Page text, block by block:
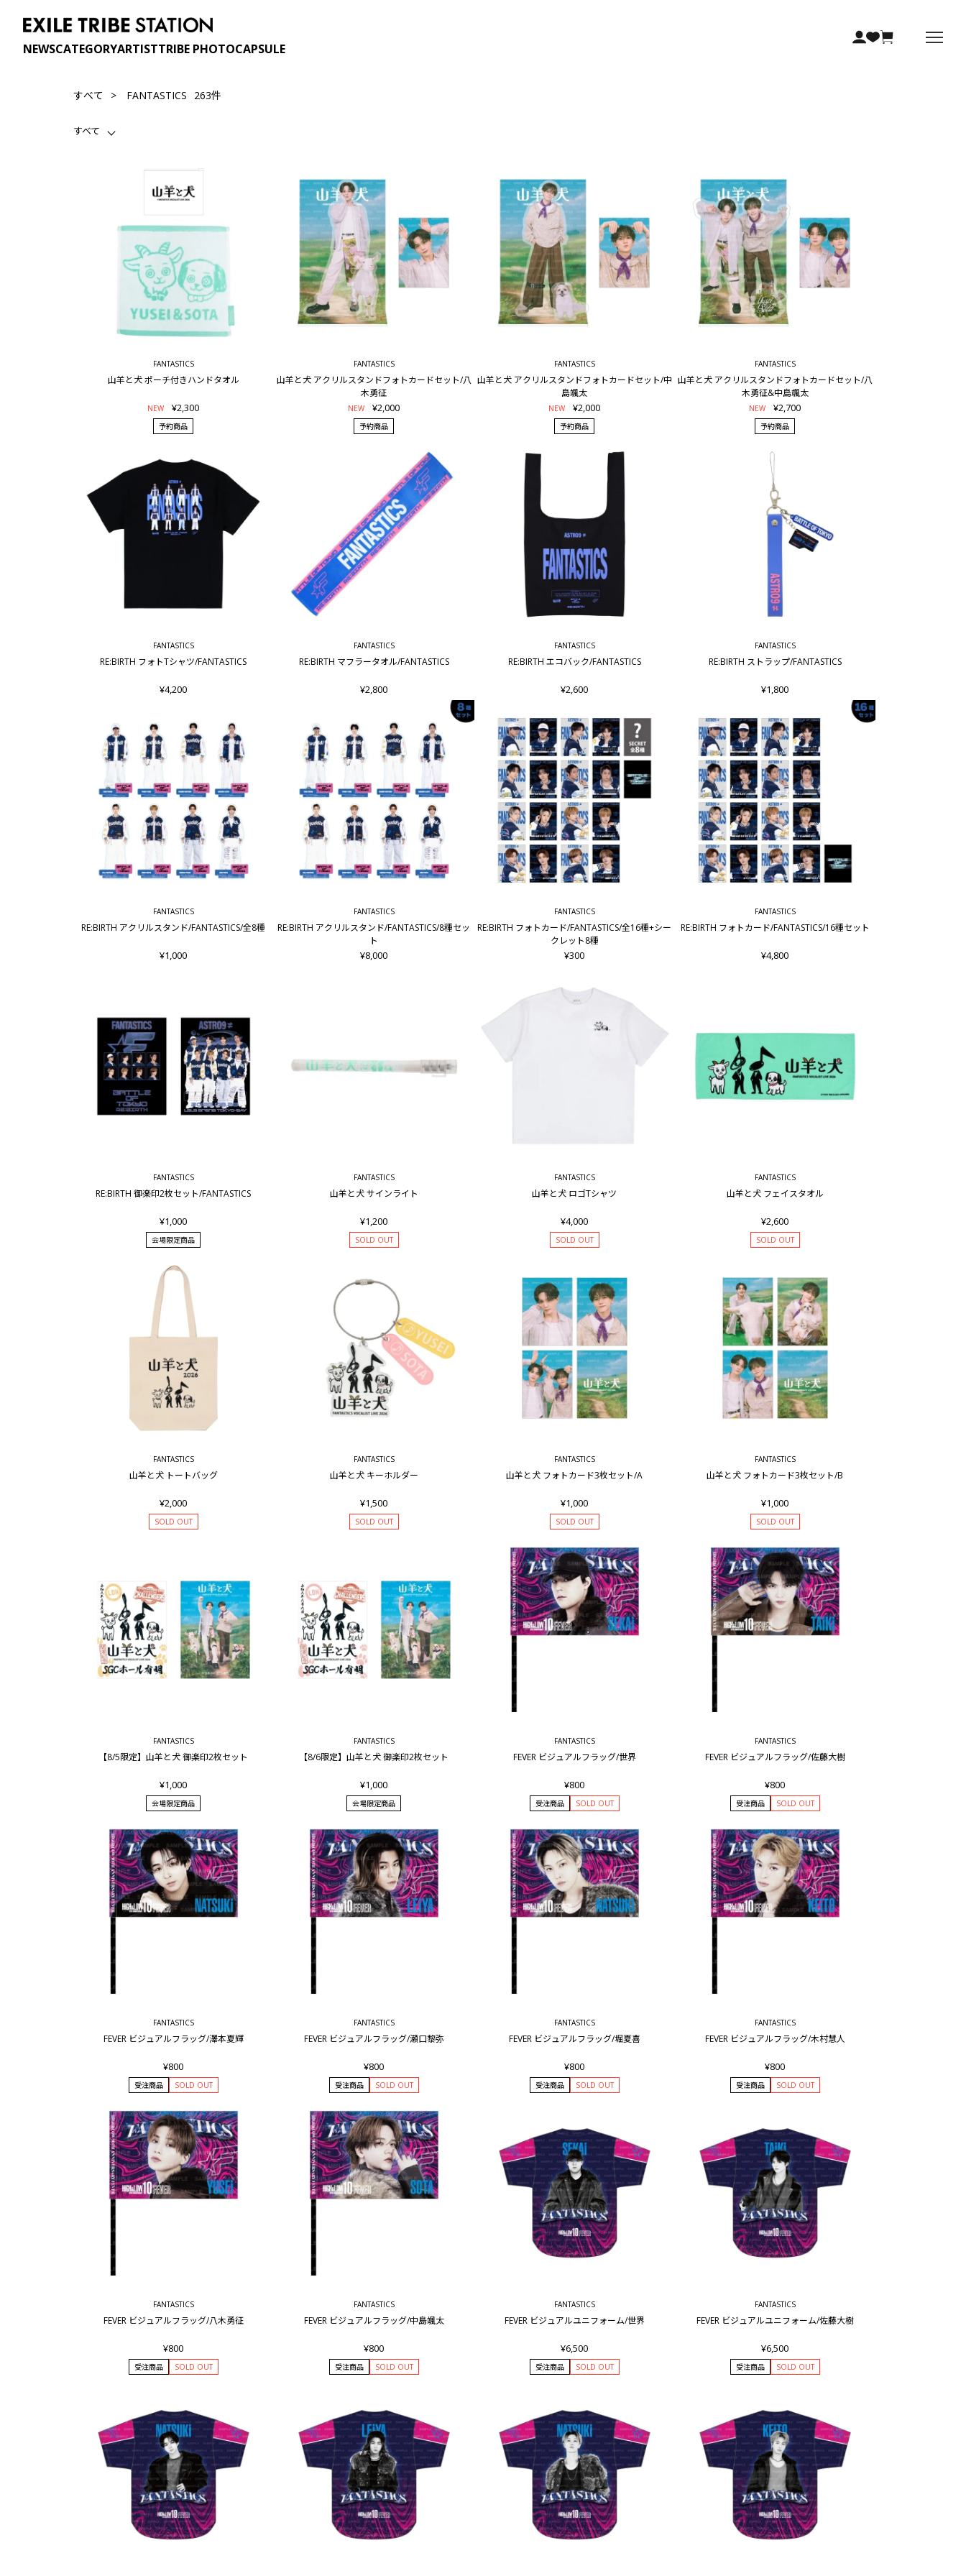
NEWSCATEGORYARTISTTRIBE PHOTOCAPSULE
すべて FANTASTICS 263件
すべて
FANTASTICS
山羊と犬 ポーチ付きハンドタオル
NEW ¥2,300
予約商品
FANTASTICS
山羊と犬 アクリルスタンドフォトカードセット/八
木勇征
NEW ¥2,000
予約商品
FANTASTICS
山羊と犬 アクリルスタンドフォトカードセット/中
島颯太
NEW ¥2,000
予約商品
FANTASTICS
山羊と犬 アクリルスタンドフォトカードセット/八
木勇征&中島颯太
NEW ¥2,700
予約商品
FANTASTICS
RE:BIRTH フォトTシャツ/FANTASTICS
¥4,200
FANTASTICS
RE:BIRTH マフラータオル/FANTASTICS
¥2,800
FANTASTICS
RE:BIRTH エコバック/FANTASTICS
¥2,600
FANTASTICS
RE:BIRTH ストラップ/FANTASTICS
¥1,800
FANTASTICS
RE:BIRTH アクリルスタンド/FANTASTICS/全8種
¥1,000
FANTASTICS
RE:BIRTH アクリルスタンド/FANTASTICS/8種セッ
ト
¥8,000
FANTASTICS
RE:BIRTH フォトカード/FANTASTICS/全16種+シー
クレット8種
¥300
FANTASTICS
RE:BIRTH フォトカード/FANTASTICS/16種セット
¥4,800
FANTASTICS
RE:BIRTH 御楽印2枚セット/FANTASTICS
¥1,000
会場限定商品
FANTASTICS
山羊と犬 サインライト
¥1,200
SOLD OUT
FANTASTICS
山羊と犬 ロゴTシャツ
¥4,000
SOLD OUT
FANTASTICS
山羊と犬 フェイスタオル
¥2,600
SOLD OUT
FANTASTICS
山羊と犬 トートバッグ
¥2,000
SOLD OUT
FANTASTICS
山羊と犬 キーホルダー
¥1,500
SOLD OUT
FANTASTICS
山羊と犬 フォトカード3枚セット/A
¥1,000
SOLD OUT
FANTASTICS
山羊と犬 フォトカード3枚セット/B
¥1,000
SOLD OUT
FANTASTICS
【8/5限定】山羊と犬 御楽印2枚セット
¥1,000
会場限定商品
FANTASTICS
【8/6限定】山羊と犬 御楽印2枚セット
¥1,000
会場限定商品
FANTASTICS
FEVER ビジュアルフラッグ/世界
¥800
受注商品 SOLD OUT
FANTASTICS
FEVER ビジュアルフラッグ/佐藤大樹
¥800
受注商品 SOLD OUT
FANTASTICS
FEVER ビジュアルフラッグ/澤本夏輝
¥800
受注商品 SOLD OUT
FANTASTICS
FEVER ビジュアルフラッグ/瀬口黎弥
¥800
受注商品 SOLD OUT
FANTASTICS
FEVER ビジュアルフラッグ/堀夏喜
¥800
受注商品 SOLD OUT
FANTASTICS
FEVER ビジュアルフラッグ/木村慧人
¥800
受注商品 SOLD OUT
FANTASTICS
FEVER ビジュアルフラッグ/八木勇征
¥800
受注商品 SOLD OUT
FANTASTICS
FEVER ビジュアルフラッグ/中島颯太
¥800
受注商品 SOLD OUT
FANTASTICS
FEVER ビジュアルユニフォーム/世界
¥6,500
受注商品 SOLD OUT
FANTASTICS
FEVER ビジュアルユニフォーム/佐藤大樹
¥6,500
受注商品 SOLD OUT